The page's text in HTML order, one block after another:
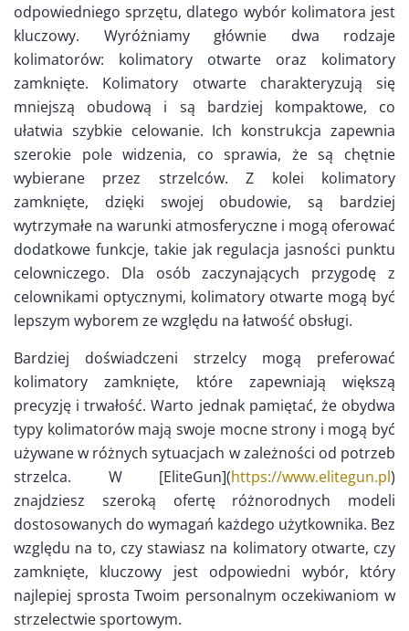
odpowiedniego sprzętu, dlatego wybór kolimatora jest
kluczowy. Wyróżniamy głównie dwa rodzaje
kolimatorów: kolimatory otwarte oraz kolimatory
zamknięte. Kolimatory otwarte charakteryzują się
mniejszą obudową i są bardziej kompaktowe, co
ułatwia szybkie celowanie. Ich konstrukcja zapewnia
szerokie pole widzenia, co sprawia, że są chętnie
wybierane przez strzelców. Z kolei kolimatory
zamknięte, dzięki swojej obudowie, są bardziej
wytrzymałe na warunki atmosferyczne i mogą oferować
dodatkowe funkcje, takie jak regulacja jasności punktu
celowniczego. Dla osób zaczynających przygodę z
celownikami optycznymi, kolimatory otwarte mogą być
lepszym wyborem ze względu na łatwość obsługi.
Bardziej doświadczeni strzelcy mogą preferować
kolimatory zamknięte, które zapewniają większą
precyzję i trwałość. Warto jednak pamiętać, że obydwa
typy kolimatorów mają swoje mocne strony i mogą być
używane w różnych sytuacjach w zależności od potrzeb
strzelca. W [EliteGun](https://www.elitegun.pl)
znajdziesz szeroką ofertę różnorodnych modeli
dostosowanych do wymagań każdego użytkownika. Bez
względu na to, czy stawiasz na kolimatory otwarte, czy
zamknięte, kluczowy jest odpowiedni wybór, który
najlepiej sprosta Twoim personalnym oczekiwaniom w
strzelectwie sportowym.